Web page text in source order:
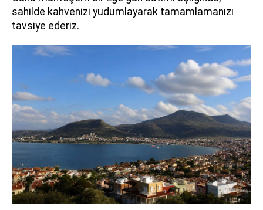
sahilde kahvenizi yudumlayarak tamamlamanızı
tavsiye ederiz.